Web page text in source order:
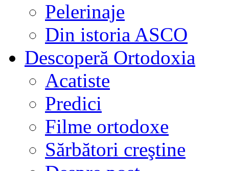
Pelerinaje
Din istoria ASCO
Descoperă Ortodoxia
Acatiste
Predici
Filme ortodoxe
Sărbători creştine